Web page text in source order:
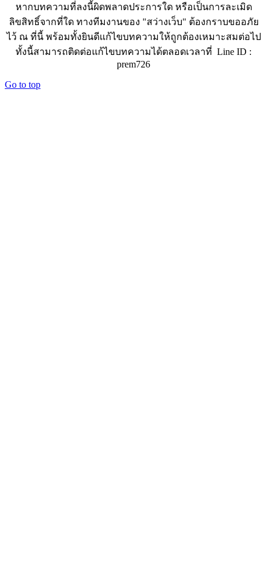
หากบทความที่ลงนี้ผิดพลาดประการใด หรือเป็นการละเมิด
ลิขสิทธิ์จากที่ใด ทางทีมงานของ "สว่างเว็บ" ต้องกราบขออภัย
ไว้ ณ ที่นี้ พร้อมทั้งยินดีแก้ไขบทความให้ถูกต้องเหมาะสมต่อไป
ทั้งนี้สามารถติดต่อแก้ไขบทความได้ตลอดเวลาที่ Line ID :
prem726
Go to top